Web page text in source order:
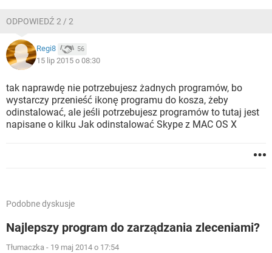
ODPOWIEDŹ 2 / 2
Regi8 56
15 lip 2015 o 08:30
tak naprawdę nie potrzebujesz żadnych programów, bo
wystarczy przenieść ikonę programu do kosza, żeby
odinstalować, ale jeśli potrzebujesz programów to tutaj jest
napisane o kilku Jak odinstalować Skype z MAC OS X
Podobne dyskusje
Najlepszy program do zarządzania zleceniami?
Tłumaczka - 19 maj 2014 o 17:54